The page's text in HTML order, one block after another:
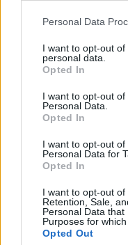
Please note that this
not limited to your visit
grant or deny consent
use your data for
consent section.
Personal Data
I want to opt-out
personal data.
Opted In
I want to opt-out
Personal Data.
Opted In
I want to opt-out
Personal Data for
Opted In
I want to opt-out of
Retention, Sale,
Personal Data
Purposes for
Opted Out
Nom
Kinza Babylon Staked
(KBTC)
Stride Staked Injective
FibSwap DEX
(FIBO)